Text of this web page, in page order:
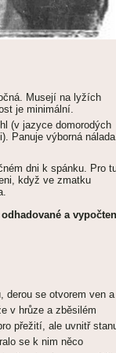
Musejí na lyžích
je minimální.
(v jazyce domorodých
Panuje výborná
dni k spánku. Pro
když ve zmatku
a
derou se otvorem ven a
v hrůze a zběsilém
přežití, ale uvnitř
se k nim něco